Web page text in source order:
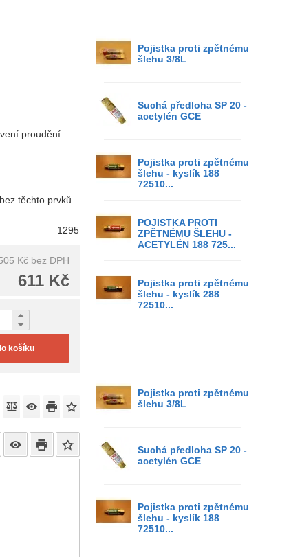
Pojistka proti zpětnému
šlehu 3/8L
Suchá předloha SP 20 -
acetylén GCE
Pojistka proti zpětnému
šlehu - kyslík 188
72510...
POJISTKA PROTI
ZPĚTNÉMU ŠLEHU -
ACETYLÉN 188 725...
Pojistka proti zpětnému
šlehu - kyslík 288
72510...
Pojistka proti zpětnému
šlehu 3/8L
Suchá předloha SP 20 -
acetylén GCE
Pojistka proti zpětnému
šlehu - kyslík 188
72510...
proudění
těchto prvků .
1295
Kč bez DPH
611 Kč
košíku